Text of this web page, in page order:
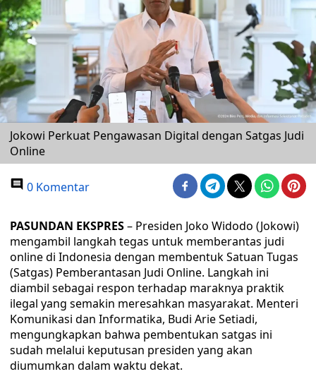
Jokowi Perkuat Pengawasan Digital dengan Satgas Judi
Online
0 Komentar
PASUNDAN EKSPRES– Presiden Joko Widodo (Jokowi)
mengambil langkah tegas untuk memberantas judi
online di Indonesia dengan membentuk Satuan Tugas
(Satgas) Pemberantasan Judi Online. Langkah ini
diambil sebagai respon terhadap maraknya praktik
ilegal yang semakin meresahkan masyarakat. Menteri
Komunikasi dan Informatika, Budi Arie Setiadi,
mengungkapkan bahwa pembentukan satgas ini
sudah melalui keputusan presiden yang akan
diumumkan dalam waktu dekat.